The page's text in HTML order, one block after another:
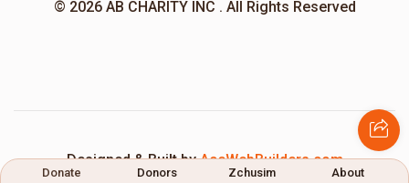
© 2026 AB CHARITY INC . All Rights Reserved
Designed & Built byAceWebBuilders.com
Donate Donors Zchusim About